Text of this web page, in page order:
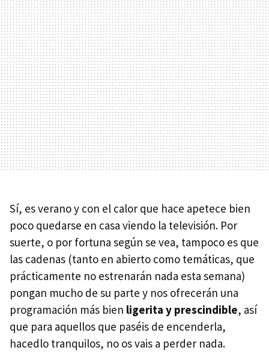
Sí, es verano y con el calor que hace apetece bien
poco quedarse en casa viendo la televisión. Por
suerte, o por fortuna según se vea, tampoco es que
las cadenas (tanto en abierto como temáticas, que
prácticamente no estrenarán nada esta semana)
pongan mucho de su parte y nos ofrecerán una
programación más bien ligerita y prescindible, así
que para aquellos que paséis de encenderla,
hacedlo tranquilos, no os vais a perder nada.